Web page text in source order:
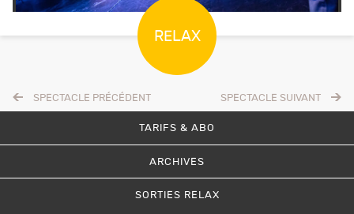
SPECTACLE SUIVANT
SPECTACLE PRÉCÉDENT
TARIFS & ABO
ARCHIVES
SORTIES RELAX